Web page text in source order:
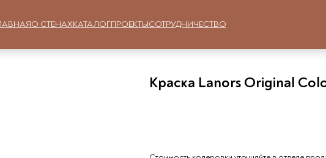
Краска Lanors Original
О СТЕНАХКАТАЛОГПРОЕКТЫСОТРУДНИЧЕСТВО